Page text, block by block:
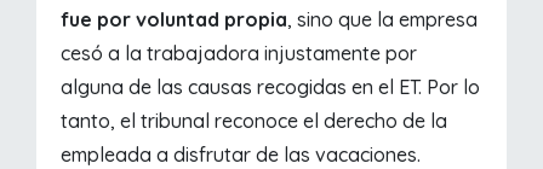
fue por voluntad propia, sino que la empresa
cesó a la trabajadora injustamente por
alguna de las causas recogidas en el ET. Por lo
tanto, el tribunal reconoce el derecho de la
empleada a disfrutar de las vacaciones.